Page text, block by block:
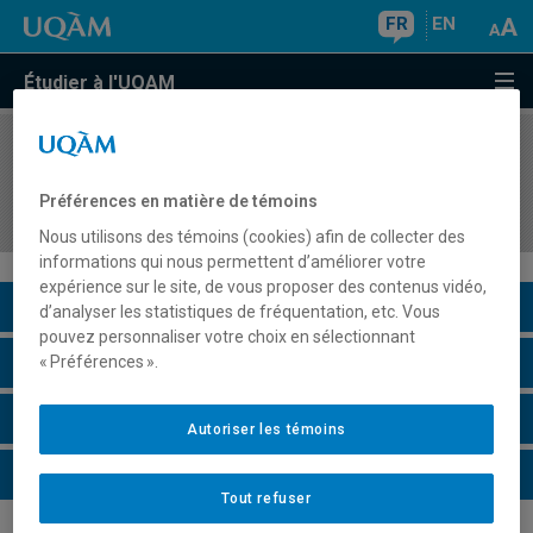
FR EN
Étudier à l'UQAM
COURS//
ressources humaines
Description du cours
Horaire - Été 2026
Horaire - Automne 2026
Horaire - Hiver 2027
Préférences en matière de témoins
Nous utilisons des témoins (cookies) afin de collecter des
informations qui nous permettent d’améliorer votre
expérience sur le site, de vous proposer des contenus vidéo,
d’analyser les statistiques de fréquentation, etc. Vous
pouvez personnaliser votre choix en sélectionnant
« Préférences ».
Tout refuser
Autoriser les témoins